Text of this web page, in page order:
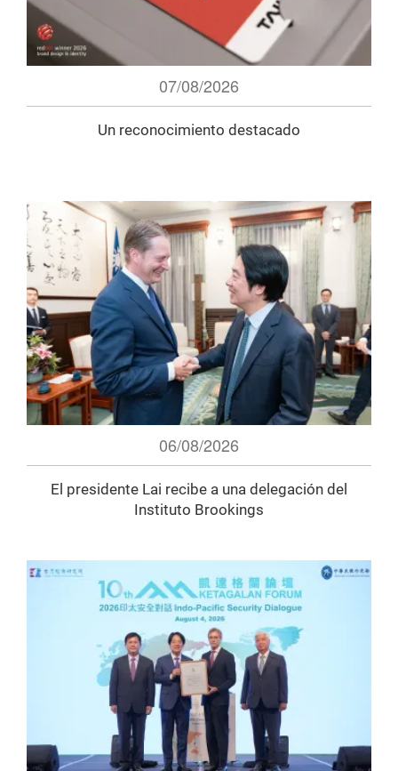
07/08/2026
Un reconocimiento destacado
06/08/2026
El presidente Lai recibe a una delegación del
Instituto Brookings